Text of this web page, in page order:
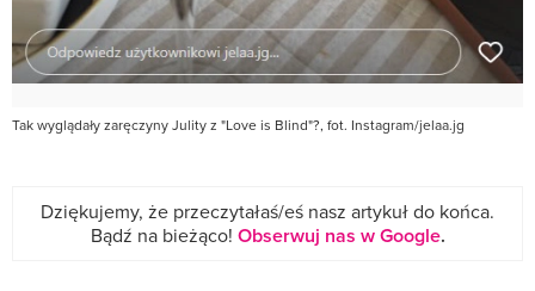
Tak wyglądały zaręczyny Julity z "Love is Blind"?, fot. Instagram/jelaa.jg
Dziękujemy, że przeczytałaś/eś nasz artykuł do końca.
Bądź na bieżąco! Obserwuj nas w Google.